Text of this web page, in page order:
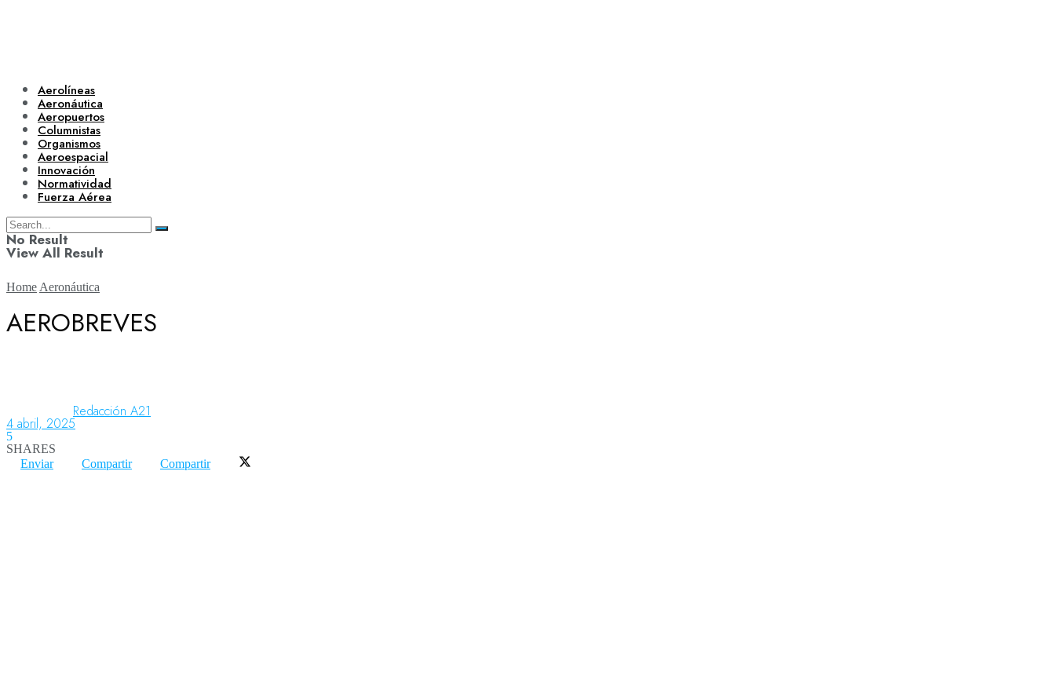
Aerolíneas
Aeronáutica
Aeropuertos
Columnistas
Organismos
Aeroespacial
Innovación
Normatividad
Fuerza Aérea
No Result
View All Result
Aeronáutica
Aeropuertos
Home Aeronáutica
AEROBREVES
Redacción A21
4 abril, 2025
5
SHARES
Enviar
Compartir Compartir